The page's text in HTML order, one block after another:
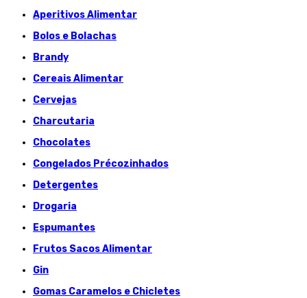
Aperitivos Alimentar
Bolos e Bolachas
Brandy
Cereais Alimentar
Cervejas
Charcutaria
Chocolates
Congelados Précozinhados
Detergentes
Drogaria
Espumantes
Frutos Sacos Alimentar
Gin
Gomas Caramelos e Chicletes